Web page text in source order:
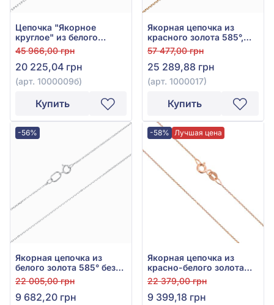
Цепочка "Якорное
круглое" из белого
золота 585° без вставки,
арт. 1000009б
45 966,00 грн
20 225,04 грн
(арт. 1000009б)
Купить
Якорная цепочка из
красного золота 585°,
без вставки, арт. 1000017
57 477,00 грн
25 289,88 грн
(арт. 1000017)
Купить
-56%
Якорная цепочка из
белого золота 585° без
вставки, арт. 1000011б
22 005,00 грн
9 682,20 грн
-58% Лучшая цена
Якорная цепочка из
красно-белого золота
585°, без вставки, арт.
101139
22 379,00 грн
9 399,18 грн